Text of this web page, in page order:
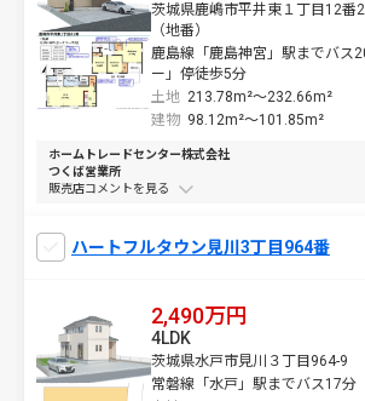
茨城県鹿嶋市平井東１丁目12番
（地番）
鹿島線「鹿島神宮」駅までバス
ー」停徒歩5分
土地 213.78m²～232.66m²
建物 98.12m²～101.85m²
ホームトレードセンター株式会社
つくば営業所
販売店コメントを
ハートフルタウン見川3丁目964番
2,490万円
茨城県水戸市見川３丁目964-9
常磐線「水戸」駅までバス17分
4LDK